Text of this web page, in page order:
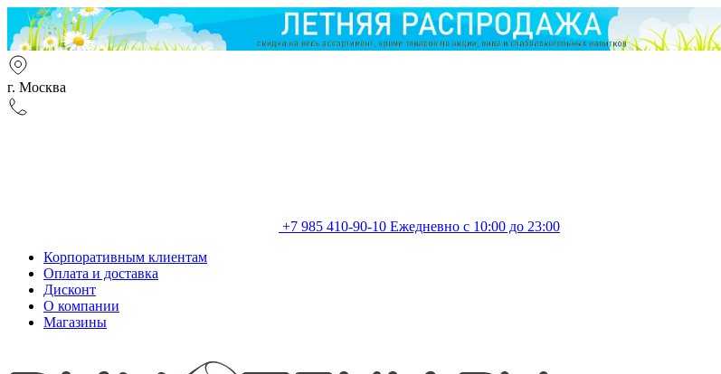
г. Москва
+7 985 410-90-10 Ежедневно с 10:00 до 23:00
Корпоративным клиентам
Оплата и доставка
Дисконт
О компании
Магазины